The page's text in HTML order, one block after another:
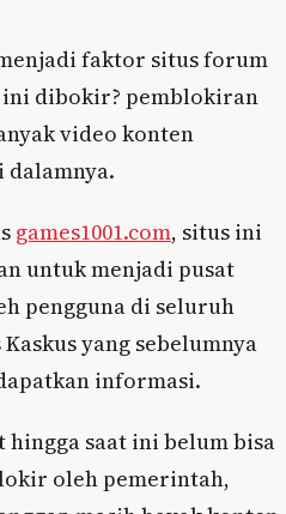
faktor situs forum
dibokir? pemblokiran
video konten
games1001.com, situs ini
untuk menjadi pusat
pengguna di seluruh
yang sebelumnya
informasi.
hingga saat ini belum bisa
oleh pemerintah,